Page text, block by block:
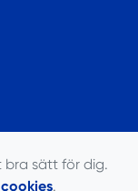
bra sätt för dig.
.